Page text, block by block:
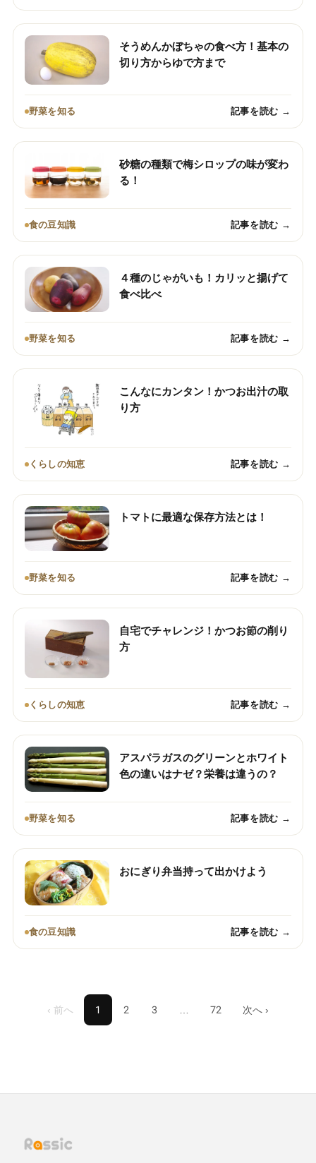
そうめんかぼちゃの食べ方！基本の
切り方からゆで方まで
野菜を知る 記事を読む →
砂糖の種類で梅シロップの味が変わ
る！
食の豆知識 記事を読む →
４種のじゃがいも！カリッと揚げて
食べ比べ
野菜を知る 記事を読む →
こんなにカンタン！かつお出汁の取
り方
くらしの知恵 記事を読む →
トマトに最適な保存方法とは！
野菜を知る 記事を読む →
自宅でチャレンジ！かつお節の削り
方
くらしの知恵 記事を読む →
アスパラガスのグリーンとホワイト
色の違いはナゼ？栄養は違うの？
野菜を知る 記事を読む →
おにぎり弁当持って出かけよう
食の豆知識 記事を読む →
‹ 前へ 1 2 3 72 次へ ›